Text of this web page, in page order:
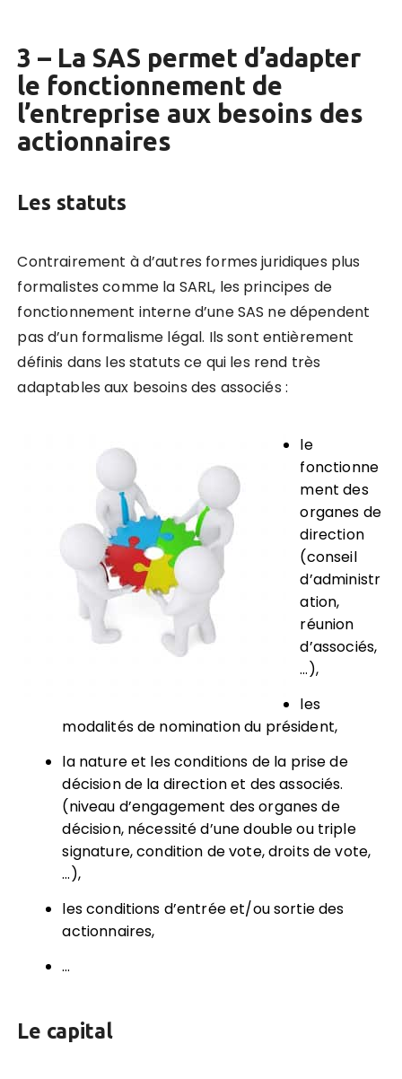
3 – La SAS permet d’adapter
le fonctionnement de
l’entreprise aux besoins des
actionnaires
Les statuts
Contrairement à d’autres formes juridiques plus
formalistes comme la SARL, les principes de
fonctionnement interne d’une SAS ne dépendent
pas d’un formalisme légal. Ils sont entièrement
définis dans les statuts ce qui les rend très
adaptables aux besoins des associés :
le
fonctionne
ment des
organes de
direction
(conseil
d’administr
ation,
réunion
d’associés,
…),
les
modalités de nomination du président,
la nature et les conditions de la prise de
décision de la direction et des associés.
(niveau d’engagement des organes de
décision, nécessité d’une double ou triple
signature, condition de vote, droits de vote,
…),
les conditions d’entrée et/ou sortie des
actionnaires,
…
Le capital